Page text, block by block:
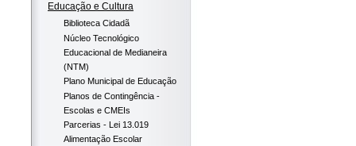
Educação e Cultura
Biblioteca Cidadã
Núcleo Tecnológico
Educacional de Medianeira
(NTM)
Plano Municipal de Educação
Planos de Contingência -
Escolas e CMEIs
Parcerias - Lei 13.019
Alimentação Escolar